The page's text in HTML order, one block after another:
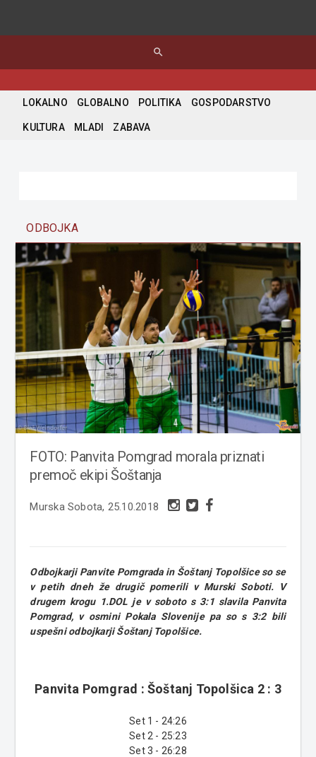
search
LOKALNO GLOBALNO POLITIKA GOSPODARSTVO
KULTURA MLADI ZABAVA
ODBOJKA
FOTO: Panvita Pomgrad morala priznati
premoč ekipi Šoštanja
Murska Sobota, 25.10.2018
Odbojkarji Panvite Pomgrada in Šoštanj Topolšice so se
v petih dneh že drugič pomerili v Murski Soboti. V
drugem krogu 1.DOL je v soboto s 3:1 slavila Panvita
Pomgrad, v osmini Pokala Slovenije pa so s 3:2 bili
uspešni odbojkarji Šoštanj Topolšice.
Panvita Pomgrad : Šoštanj Topolšica 2 : 3
Set 1 - 24:26
Set 2 - 25:23
Set 3 - 26:28